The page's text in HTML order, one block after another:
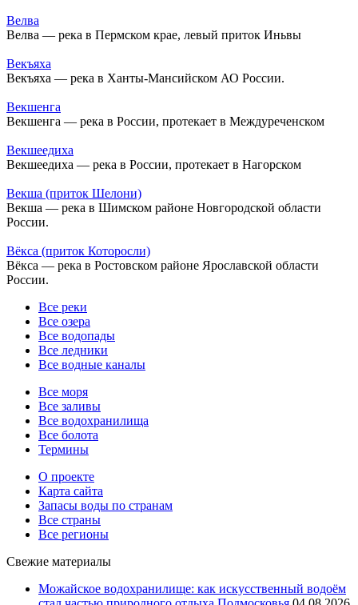
Велва
Велва — река в Пермском крае, левый приток Иньвы
Векъяха
Векъяха — река в Ханты-Мансийском АО России.
Векшенга
Векшенга — река в России, протекает в Междуреченском
Векшеедиха
Векшеедиха — река в России, протекает в Нагорском
Векша (приток Шелони)
Векша — река в Шимском районе Новгородской области
России.
Вёкса (приток Которосли)
Вёкса — река в Ростовском районе Ярославской области
России.
Все реки
Все озера
Все водопады
Все ледники
Все водные каналы
Все моря
Все заливы
Все водохранилища
Все болота
Термины
О проекте
Карта сайта
Запасы воды по странам
Все страны
Все регионы
Свежие материалы
Можайское водохранилище: как искусственный водоём